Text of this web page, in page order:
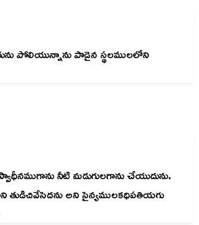
పోలియున్నాను పాడైన స్థలములలోని
నీటి మడుగులగాను చేయుదును.
తుడిచివేసెదను అని సైన్యములకధిపతియగు